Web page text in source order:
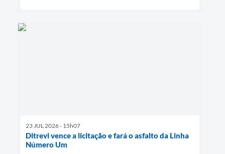
23 JUL 2026 - 15h07
Ditrevi vence a licitação e fará o asfalto da Linha
Número Um